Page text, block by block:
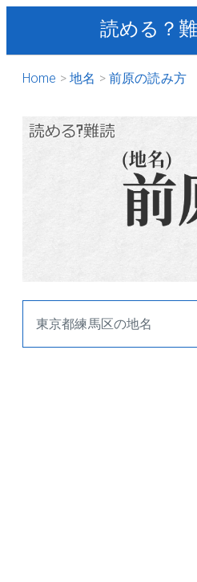
読める？
Home 地名 前原の読み方
東京都練馬区の地名